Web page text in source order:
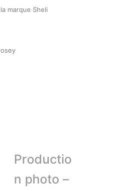
marque Sheli
Productio
n photo –